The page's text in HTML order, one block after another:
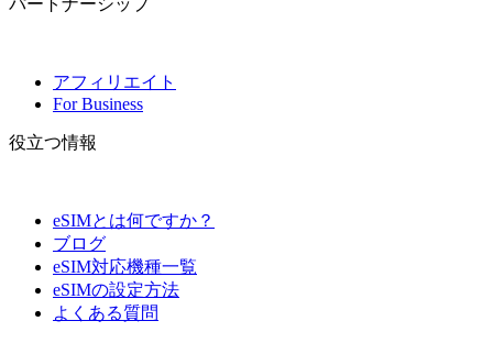
パートナーシップ
アフィリエイト
For Business
役立つ情報
eSIMとは何ですか？
ブログ
eSIM対応機種一覧
eSIMの設定方法
よくある質問